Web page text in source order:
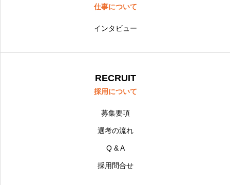
仕事について
インタビュー
RECRUIT
採用について
募集要項
選考の流れ
Q & A
採用問合せ